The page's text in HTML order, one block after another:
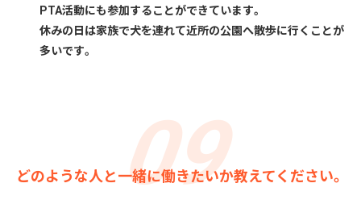
PTA活動にも参加することができています。
休みの日は家族で犬を連れて近所の公園へ散歩に行くことが
多いです。
どのような人と一緒に働きたいか教えてください。